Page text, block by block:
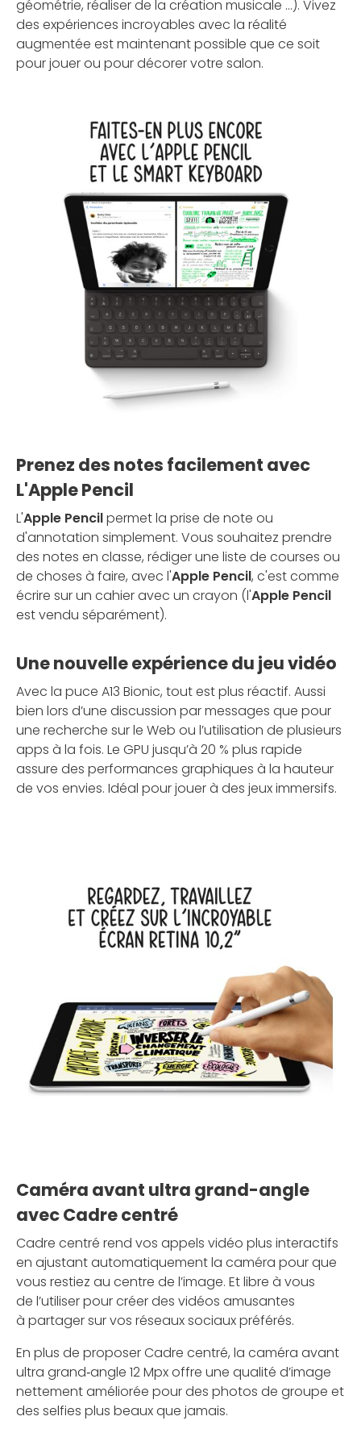
géométrie, réaliser de la création musicale ...). Vivez
des expériences incroyables avec la réalité
augmentée est maintenant possible que ce soit
pour jouer ou pour décorer votre salon.
Prenez des notes facilement avec
L'Apple Pencil
L'Apple Pencilpermet la prise de note ou
d'annotation simplement. Vous souhaitez prendre
des notes en classe, rédiger une liste de courses ou
de choses à faire, avec l'Apple Pencil, c'est comme
écrire sur un cahier avec un crayon (l'Apple Pencil
est vendu séparément).
Une nouvelle expérience du jeu vidéo
Avec la puce A13 Bionic, tout est plus réactif. Aussi
bien lors d’une discussion par messages que pour
une recherche sur le Web ou l’utilisation de plusieurs
apps à la fois. Le GPU jusqu’à 20 % plus rapide
assure des performances graphiques à la hauteur
de vos envies. Idéal pour jouer à des jeux immersifs.
Caméra avant ultra grand-angle
avec Cadre centré
Cadre centré rend vos appels vidéo plus interactifs
en ajustant automatiquement la caméra pour que
vous restiez au centre de l’image. Et libre à vous
de l’utiliser pour créer des vidéos amusantes
à partager sur vos réseaux sociaux préférés.
En plus de proposer Cadre centré, la caméra avant
ultra grand‑angle 12 Mpx offre une qualité d’image
nettement améliorée pour des photos de groupe et
des selfies plus beaux que jamais.